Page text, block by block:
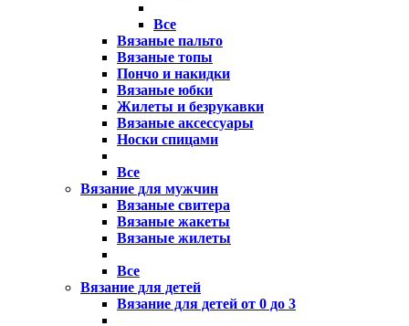
Все
Вязаные пальто
Вязаные топы
Пончо и накидки
Вязаные юбки
Жилеты и безрукавки
Вязаные аксессуары
Носки спицами
Все
Вязание для мужчин
Вязаные свитера
Вязаные жакеты
Вязаные жилеты
Все
Вязание для детей
Вязание для детей от 0 до 3